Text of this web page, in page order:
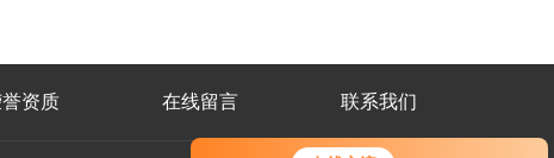
资质 在线留言 联系我们